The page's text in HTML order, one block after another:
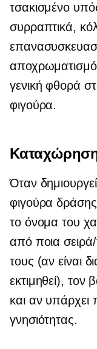
τσακισμένο
συρραπτικά,
γενική φθορά
φιγούρα.
Όταν
φιγούρα
το όνομα του
από ποια σειρά/
τους (αν είναι
εκτιμηθεί),
και αν υπάρχει
γνησιότητας.